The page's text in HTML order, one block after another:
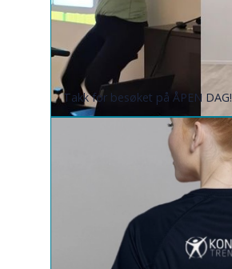
Takk for besøket på ÅPEN DAG!